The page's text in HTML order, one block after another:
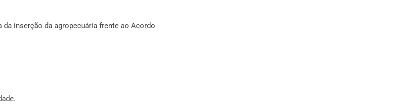
inserção da agropecuária frente ao Acordo